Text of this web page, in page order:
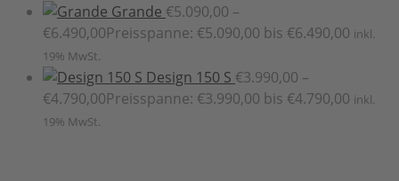
Grande €5.090,00 –
€6.490,00Preisspanne: €5.090,00 bis €6.490,00 inkl.
19% MwSt.
Design 150 S €3.990,00 –
€4.790,00Preisspanne: €3.990,00 bis €4.790,00 inkl.
19% MwSt.